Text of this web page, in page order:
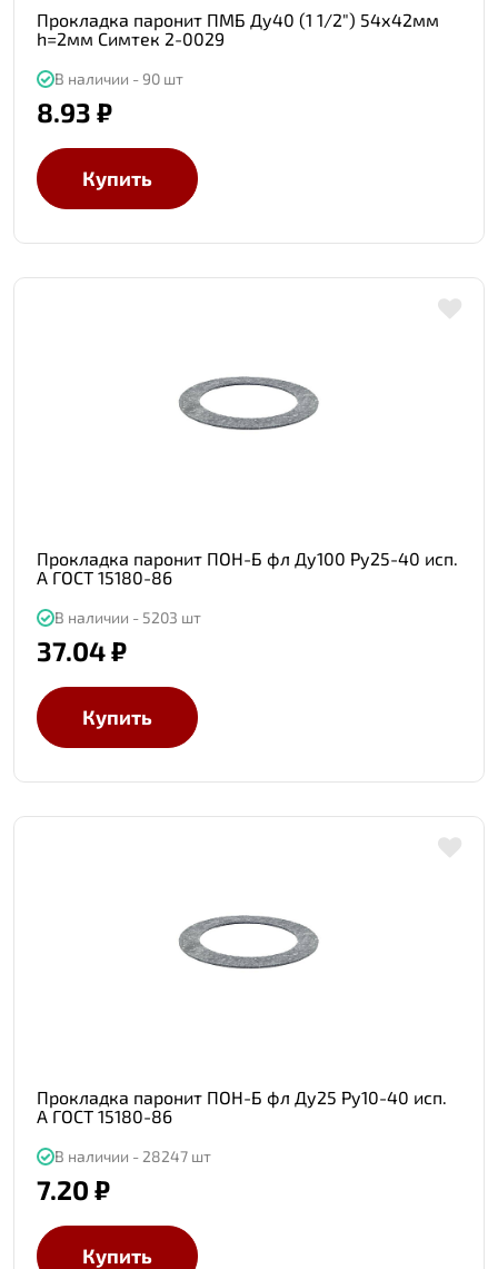
Прокладка паронит ПМБ Ду40 (1 1/2") 54х42мм
h=2мм Симтек 2-0029
В наличии - 90 шт
8.93 ₽
Купить
Прокладка паронит ПОН-Б фл Ду100 Ру25-40 исп.
А ГОСТ 15180-86
В наличии - 5203 шт
37.04 ₽
Купить
Прокладка паронит ПОН-Б фл Ду25 Ру10-40 исп.
А ГОСТ 15180-86
В наличии - 28247 шт
7.20 ₽
Купить